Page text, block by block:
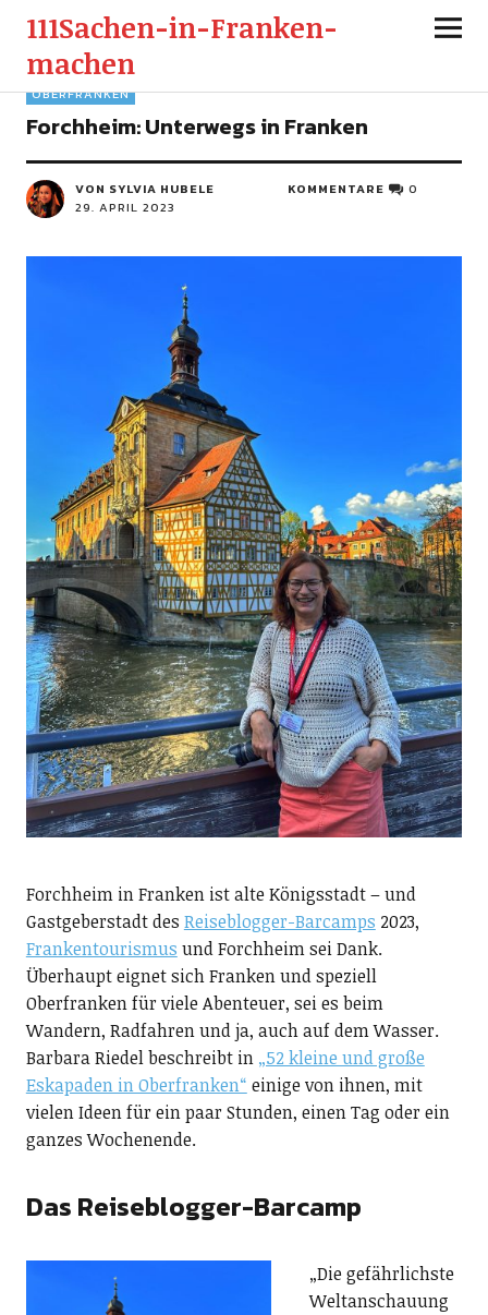
111Sachen-in-Franken-
machen
OBERFRANKEN
Forchheim: Unterwegs in Franken
VON SYLVIA HUBELE
29. APRIL 2023
KOMMENTARE 0
Forchheim in Franken ist alte Königsstadt – und
Gastgeberstadt des Reiseblogger-Barcamps 2023,
Frankentourismus und Forchheim sei Dank.
Überhaupt eignet sich Franken und speziell
Oberfranken für viele Abenteuer, sei es beim
Wandern, Radfahren und ja, auch auf dem Wasser.
Barbara Riedel beschreibt in „52 kleine und große
Eskapaden in Oberfranken“ einige von ihnen, mit
vielen Ideen für ein paar Stunden, einen Tag oder ein
ganzes Wochenende.
Das Reiseblogger-Barcamp
„Die gefährlichste
Weltanschauung